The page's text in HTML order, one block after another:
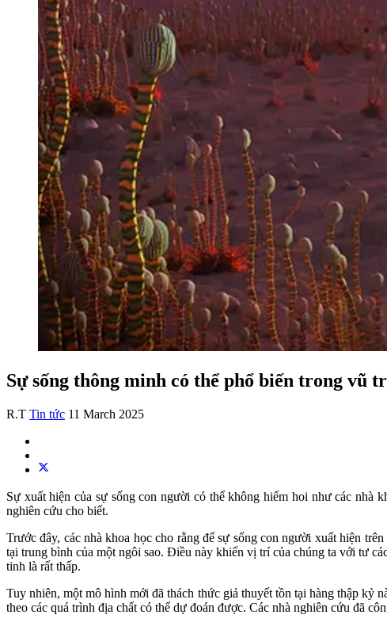
Sự sống thông minh có thể phổ biến trong vũ
R.T Tin tức 11 March 2025
Sự xuất hiện của sự sống con người có thể không hiếm hoi như các nhà
nghiên cứu cho biết.
Trước đây, các nhà khoa học cho rằng để sự sống con người xuất hiện
tại trung bình của một ngôi sao. Điều này khiến vị trí của chúng ta với tư
tinh là rất thấp.
Tuy nhiên, một mô hình mới đã thách thức giả thuyết tồn tại hàng thập kỷ
theo các quá trình địa chất có thể dự đoán được. Các nhà nghiên cứu đã